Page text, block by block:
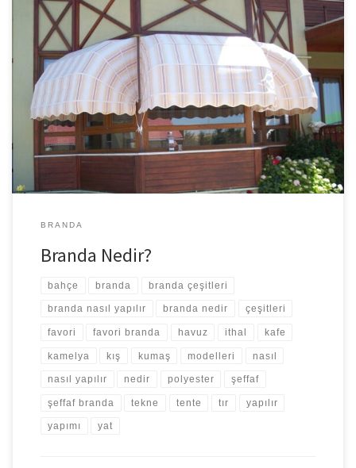
1980’li yıllarda gelişen ve değişen dünyada yerini alan Favori
Branda, her geçen gün kendini yenileyerek yurt dışından ithal ettiği
brandaları siz değerli müşterilerine sunmaktadır. Sektöründe her
zaman ilklere imza atan favori branda, sunduğu branda çeşitleri ile
kullanıcılarına geniş yelpazeli seçenekler sunmaktadır. Çoğumuzun
tente kelimesiyle aynı anlama geldiğini düşündüğümüz brandanın
ne […]
BRANDA
Branda Nedir?
bahçe branda branda çeşitleri
branda nasıl yapılır branda nedir çeşitleri
favori favori branda havuz ithal kafe
kamelya kış kumaş modelleri nasıl
nasıl yapılır nedir polyester şeffaf
şeffaf branda tekne tente tır yapılır
yapımı yat